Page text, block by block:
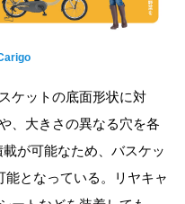
ケットの底面形状に対
、大きさの異なる穴を各
が可能なため、バスケッ
能となっている。リヤキャ